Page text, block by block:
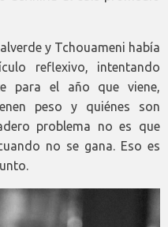
y Tchouameni había
reflexivo, intentando
para el año que viene,
peso y quiénes son
problema no es que
no se gana. Eso es